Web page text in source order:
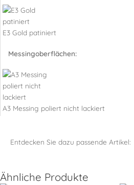
E3 Gold patiniert
Messingoberflächen:
A3 Messing poliert nicht lackiert
Entdecken Sie dazu passende Artikel:
Ähnliche Produkte